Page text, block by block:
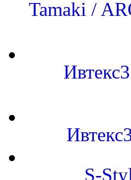
Tamaki /
S-